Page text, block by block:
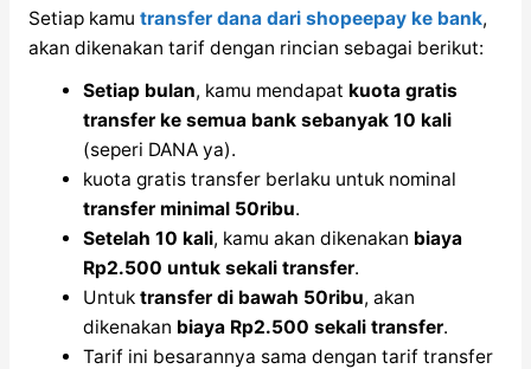
Setiap kamu transfer dana dari shopeepay ke bank,
akan dikenakan tarif dengan rincian sebagai berikut:
Setiap bulan, kamu mendapat kuota gratis
transfer ke semua bank sebanyak 10 kali
(seperi DANA ya).
kuota gratis transfer berlaku untuk nominal
transfer minimal 50ribu.
Setelah 10 kali, kamu akan dikenakan biaya
Rp2.500 untuk sekali transfer.
Untuktransfer di bawah 50ribu, akan
dikenakan biaya Rp2.500 sekali transfer.
Tarif ini besarannya sama dengan tarif transfer